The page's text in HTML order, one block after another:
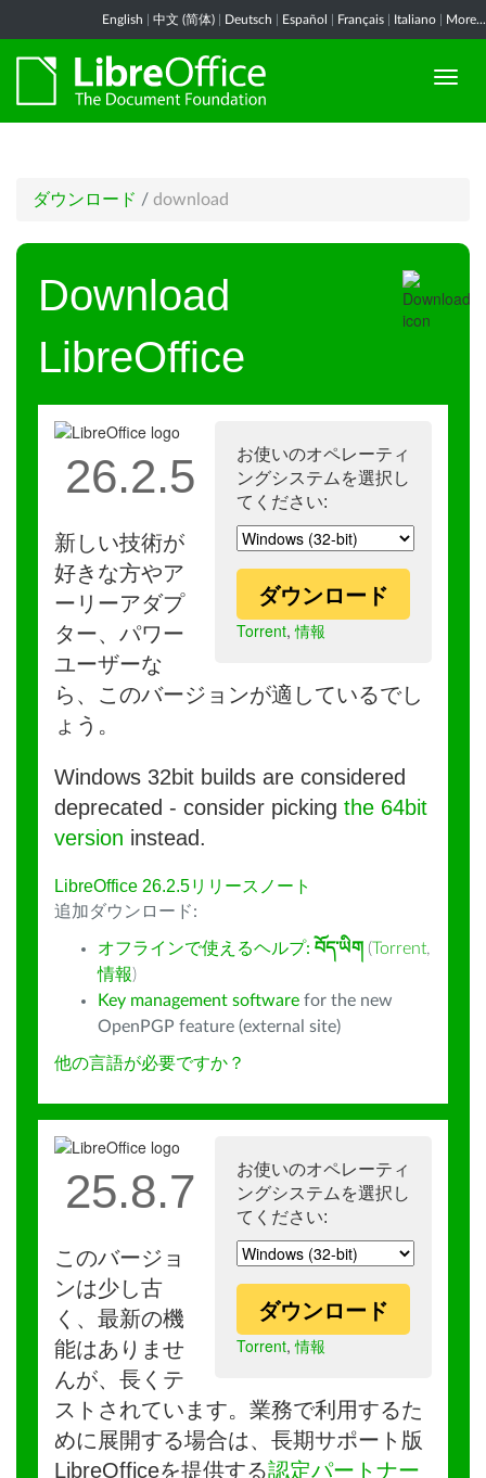
English 中文 (简体) Deutsch Español Français Italiano More...
ダウンロード / download
Download
LibreOffice
お使いのオペレーティ
ングシステムを選択し
てください:
ダウンロード
Torrent,情報
26.2.5
新しい技術が
好きな方やア
ーリーアダプ
ター、パワー
ユーザーな
ら、このバージョンが適しているでし
ょう。
Windows 32bit builds are considered
deprecated - consider picking the 64bit
version instead.
LibreOffice 26.2.5リリースノート
追加ダウンロード:
オフラインで使えるヘルプ: བོད་ཡིག (Torrent,
情報)
Key management software for the new
OpenPGP feature (external site)
他の言語が必要ですか？
お使いのオペレーティ
ングシステムを選択し
てください:
ダウンロード
Torrent,情報
25.8.7
このバージョ
ンは少し古
く、最新の機
能はありませ
んが、長くテ
ストされています。業務で利用するた
めに展開する場合は、長期サポート版
LibreOfficeを提供する認定パートナー